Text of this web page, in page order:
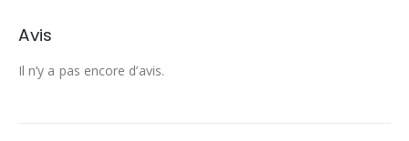
Avis
Il n’y a pas encore d’avis.